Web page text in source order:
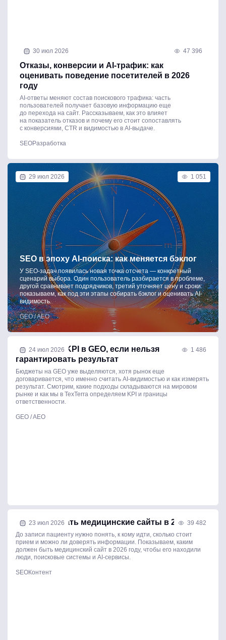
30 июл 2026 47 396
Отказы, конверсии и AI-трафик: как
оценивать поведение посетителей в 2026
году
AI-ответы меняют состав поискового трафика: часть
пользователей получает базовую информацию еще
до перехода на сайт. Рассказываем, как это влияет
на показатель отказов и почему его стоит сопоставлять
с конверсиями, CTR и видимостью в AI-выдаче.
SEOРазработка
29 июл 2026 1 051
SEO в эпоху AI-поиска: как меняется бэклог
У SEO-задач появилась новая точка отсчета — конкретный
сценарий выбора. Один пользователь разбирается в проблеме,
другой сравнивает подрядчиков, третий уточняет цену и сроки:
показываем, как под эти этапы собирать бэклог и оценивать AI-
видимость.
GEO / AEO
24 июл 2026 1 486
Как ставить KPI в GEO, если нельзя
гарантировать результат
Бюджеты на GEO уже выделяются, хотя рынок еще
договаривается, что именно считать AI-видимостью и как измерять
результат. Смотрим, какие подходы складываются на мировом
рынке и как мы в TexTerra определяем KPI и границы
ответственности.
GEO / AEO
23 июл 2026 39 482
Как продвигать медицинские сайты в 2026 году
До записи пациенту нужно понять, к кому идти, сколько стоит
прием и можно ли доверять информации. Показываем, каким
должен быть медицинский сайт в 2026 году, чтобы его находили
люди, поисковые системы и AI-сервисы.
SEOКонтент